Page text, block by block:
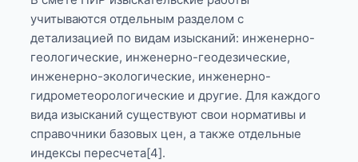
учитываются отдельным разделом с
детализацией по видам изысканий: инженерно-
геологические, инженерно-геодезические,
инженерно-экологические, инженерно-
гидрометеорологические и другие. Для каждого
вида изысканий существуют свои нормативы и
справочники базовых цен, а также отдельные
индексы пересчета[4].